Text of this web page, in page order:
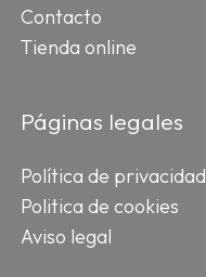
Contacto
Tienda online
Páginas legales
Política de privacidad
Politica de cookies
Aviso legal